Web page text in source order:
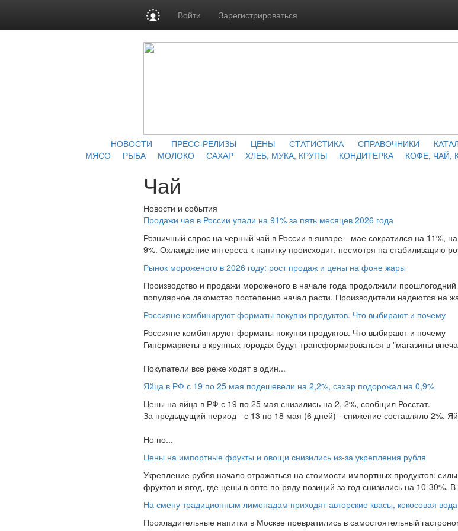
Войти Зарегистрироваться
НОВОСТИ ПРЕСС-РЕЛИЗЫ ЦЕНЫ СТАТИСТИКА СПРАВОЧНИКИ
МЯСО
РЫБА МОЛОКО САХАР ХЛЕБ, МУКА, КРУПЫ КОНДИТЕРКА КОФЕ, ЧАЙ,
Чай
Новости и события
Продажи чая в России упали на 91% за пять месяцев 2026 года
Розничный спрос на черный чай в России в январе—мае сократился на 11%,
9%. Охлаждение интереса к напитку происходит, несмотря на стабилизацию
Рынок мороженого в 2026 году: рост продаж и цены на фоне жары
Производство и продажи мороженого в начале года продолжили
популярное лакомство постепенно начал расти. Производители надеются на
Россияне комбинируют форматы покупки продуктов. Что выбирают и почему
Россияне комбинируют форматы покупки продуктов. Что выбирают и почему
Гипермаркеты в крупных городах будут трансформироваться в "магазины
Покупатели все реже ходят в один...
Яйца в РФ с 19 по 25 мая подешевели на 2,2%, сахар подорожал на 0,9%
Цены на яйца в РФ с 19 по 25 мая снизились на 2, 2%, сообщил Росстат.
За предыдущий период - с 13 по 18 мая (6 дней) - снижение составляло 2%.
Но по...
Цены на импортные фрукты и овощи снизились из-за укрепления рубля
Укрепление рубля начало отражаться на стоимости импортных продуктов:
фруктов и ягод, где цены в опте по ряду позиций за год снизились на 10-30%.
На смену традиционным лимонадам приходят авторские квасы, кокосовая
Прохладительные напитки в Москве превратились в самостоятельный